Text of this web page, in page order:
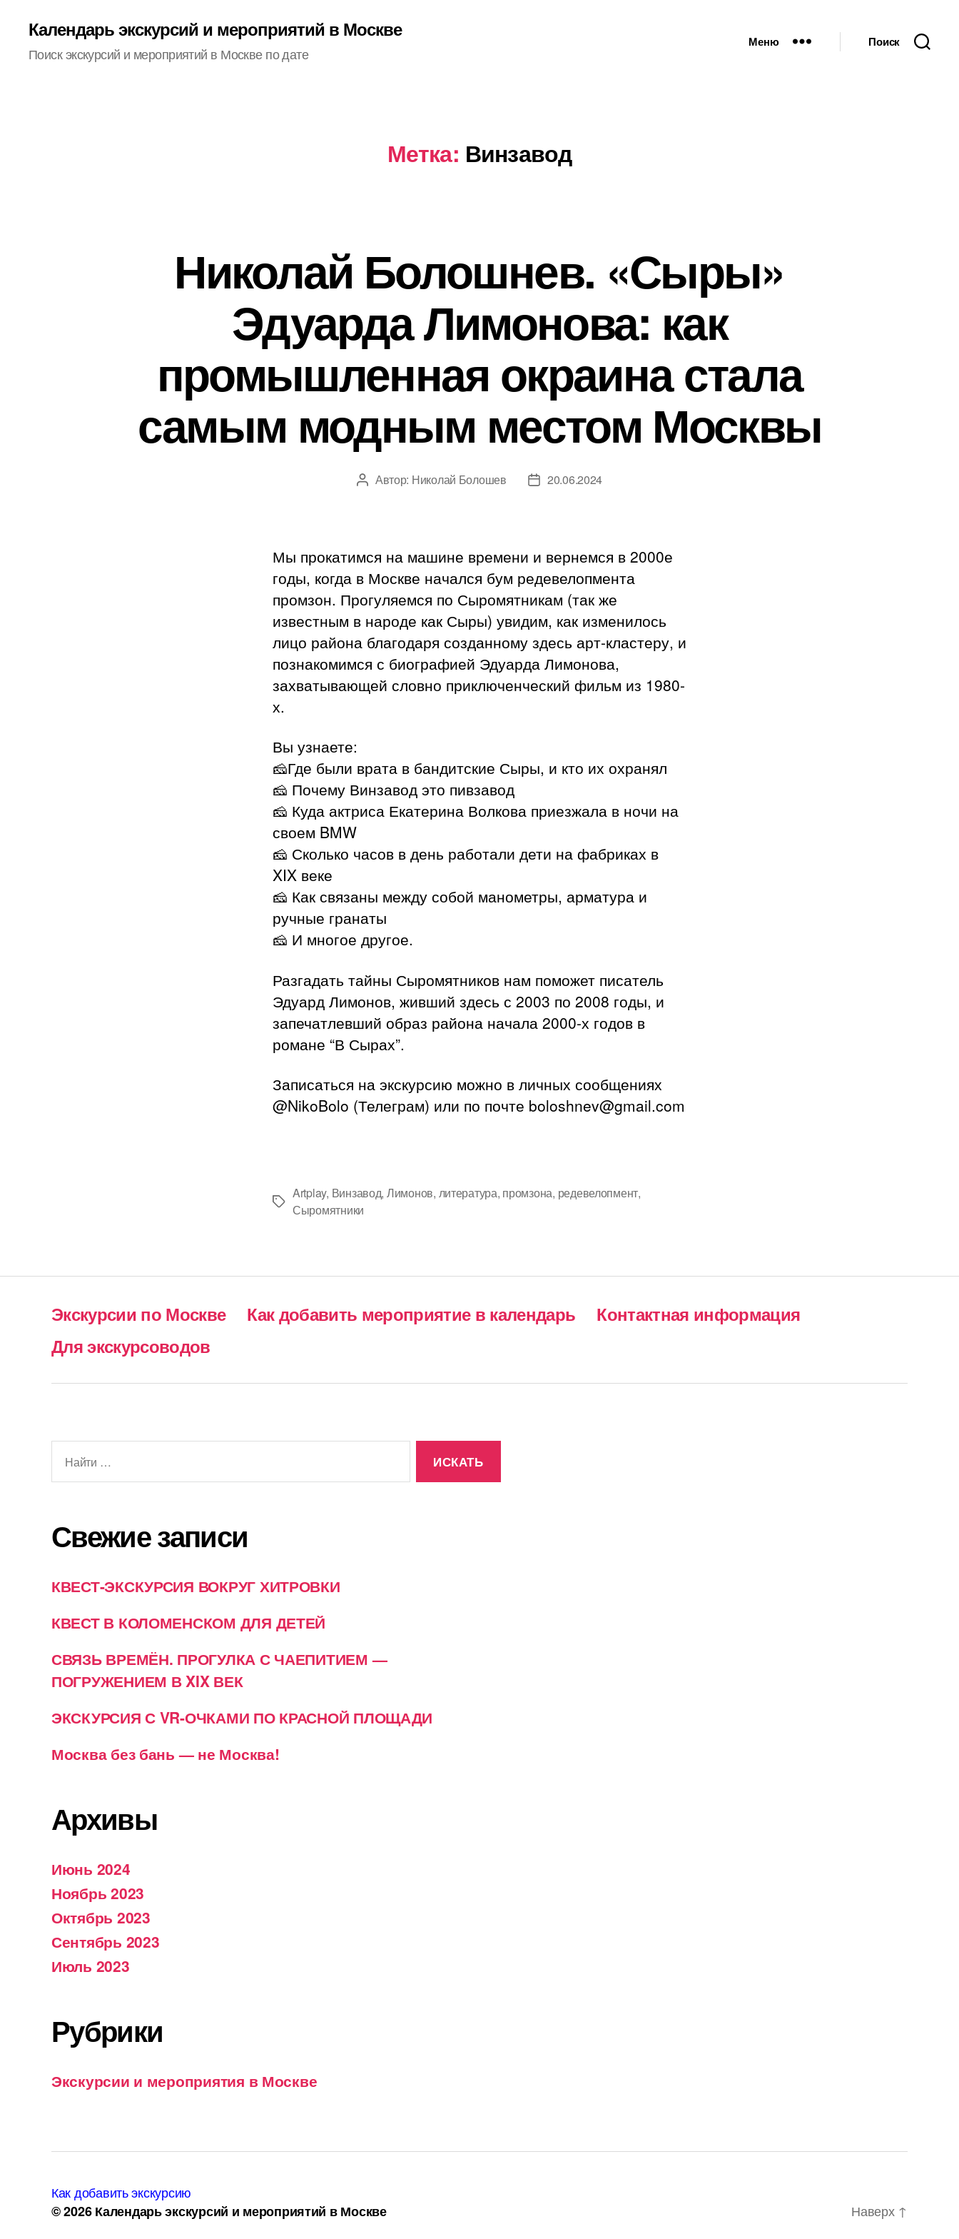
Календарь экскурсий и мероприятий в Москве
Поиск экскурсий и мероприятий в Москве по дате
Меню Поиск
Метка: Винзавод
Николай Болошнев. «Сыры»
Эдуарда Лимонова: как
промышленная окраина стала
самым модным местом Москвы
Автор
Автор: Николай Болошев
Дата20.06.2024
Мы прокатимся на машине времени и вернемся в 2000е
годы, когда в Москве начался бум редевелопмента
промзон. Прогуляемся по Сыромятникам (так же
известным в народе как Сыры) увидим, как изменилось
лицо района благодаря созданному здесь арт-кластеру, и
познакомимся с биографией Эдуарда Лимонова,
захватывающей словно приключенческий фильм из 1980-
х.
Вы узнаете:
🧀Где были врата в бандитские Сыры, и кто их охранял
🧀 Почему Винзавод это пивзавод
🧀 Куда актриса Екатерина Волкова приезжала в ночи на
своем BMW
🧀 Сколько часов в день работали дети на фабриках в
XIX веке
🧀 Как связаны между собой манометры, арматура и
ручные гранаты
🧀 И многое другое.
Разгадать тайны Сыромятников нам поможет писатель
Эдуард Лимонов, живший здесь с 2003 по 2008 годы, и
запечатлевший образ района начала 2000-х годов в
романе “В Сырах”.
Записаться на экскурсию можно в личных сообщениях
@NikoBolo (Телеграм) или по почте boloshnev@gmail.com
Метки
Artplay, Винзавод, Лимонов, литература, промзона, редевелопмент,
Сыромятники
Экскурсии по Москве Как добавить мероприятие в календарь
Контактная информация
Для экскурсоводов
Свежие записи
КВЕСТ-ЭКСКУРСИЯ ВОКРУГ ХИТРОВКИ
КВЕСТ В КОЛОМЕНСКОМ ДЛЯ ДЕТЕЙ
СВЯЗЬ ВРЕМЁН. ПРОГУЛКА С ЧАЕПИТИЕМ —
ПОГРУЖЕНИЕМ В XIX ВЕК
ЭКСКУРСИЯ С VR-ОЧКАМИ ПО КРАСНОЙ ПЛОЩАДИ
Москва без бань — не Москва!
Архивы
Июнь 2024
Ноябрь 2023
Октябрь 2023
Сентябрь 2023
Июль 2023
Рубрики
Экскурсии и мероприятия в Москве
Как добавить экскурсию
© 2026Календарь экскурсий и мероприятий в Москве Наверх ↑